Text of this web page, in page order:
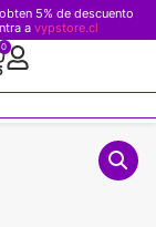
5% de descuento
a vypstore.cl
0